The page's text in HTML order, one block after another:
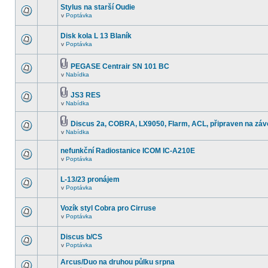
Stylus na starší Oudie
v Poptávka
Disk kola L 13 Blaník
v Poptávka
PEGASE Centrair SN 101 BC
v Nabídka
JS3 RES
v Nabídka
Discus 2a, COBRA, LX9050, Flarm, ACL, připraven na
v Nabídka
nefunkční Radiostanice ICOM IC-A210E
v Poptávka
L-13/23 pronájem
v Poptávka
Vozík styl Cobra pro Cirruse
v Poptávka
Discus b/CS
v Poptávka
Arcus/Duo na druhou půlku srpna